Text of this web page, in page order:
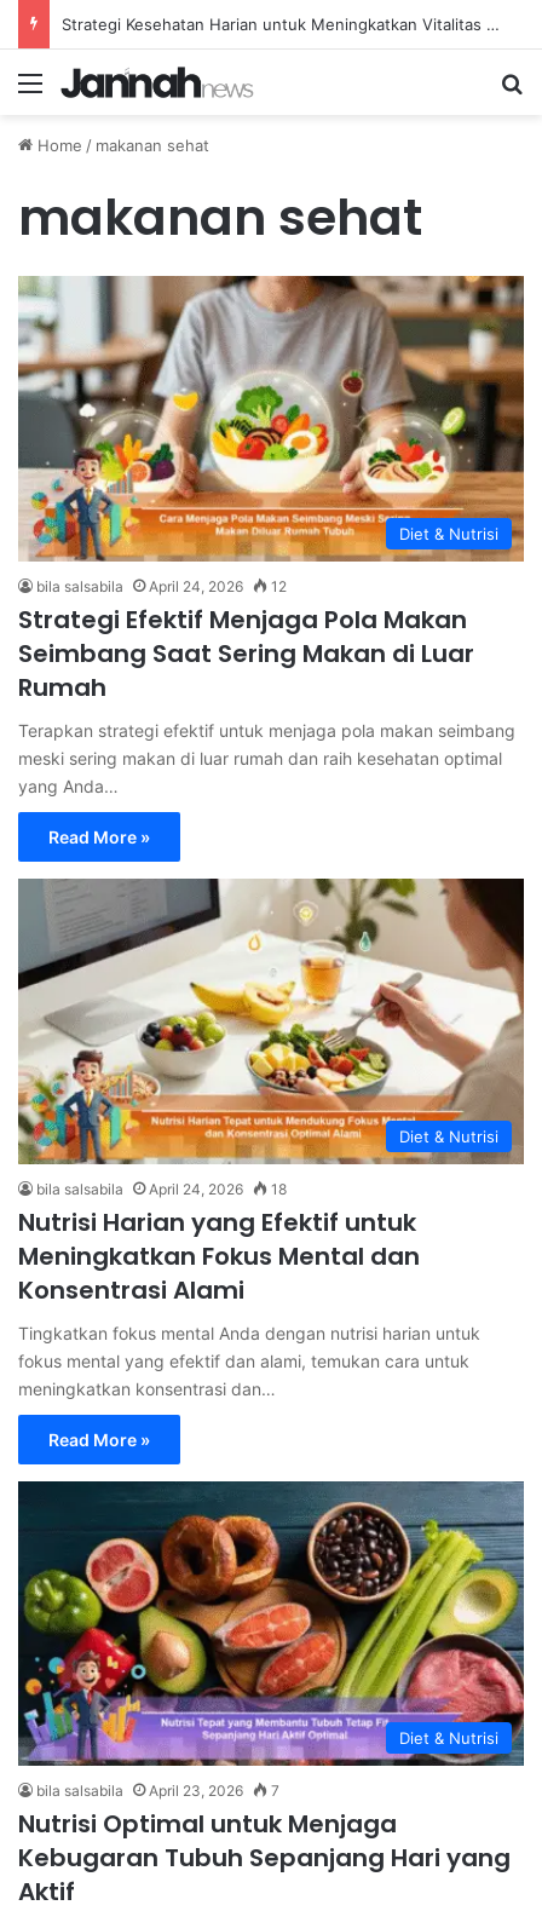
Strategi Kesehatan Harian untuk Meningkatkan Vitalitas dan Mengatasi Kelelahan Sehari-hari
Menu
Home / makanan sehat
makanan sehat
Diet & Nutrisi
bila salsabila April 24, 2026 12
Strategi Efektif Menjaga Pola Makan
Seimbang Saat Sering Makan di Luar
Rumah
Terapkan strategi efektif untuk menjaga pola makan seimbang
meski sering makan di luar rumah dan raih kesehatan optimal
yang Anda…
Read More »
Diet & Nutrisi
bila salsabila April 24, 2026 18
Nutrisi Harian yang Efektif untuk
Meningkatkan Fokus Mental dan
Konsentrasi Alami
Tingkatkan fokus mental Anda dengan nutrisi harian untuk
fokus mental yang efektif dan alami, temukan cara untuk
meningkatkan konsentrasi dan…
Read More »
Diet & Nutrisi
bila salsabila April 23, 2026 7
Nutrisi Optimal untuk Menjaga
Kebugaran Tubuh Sepanjang Hari yang
Aktif